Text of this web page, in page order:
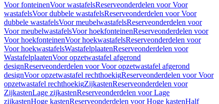
Voor fonteinenVoor wastafelsReserveonderdelen voor Voor
wastafelsVoor dubbele wastafelsReserveonderdelen voor Voor
dubbele wastafelsVoor meubelwastafelsReserveonderdelen voor
Voor meubelwastafelsVoor hoekfonteinenReserveonderdelen voor
Voor hoekfonteinenVoor hoekwastafelsReserveonderdelen voor
Voor hoekwastafelsWastafelplaatenReserveonderdelen voor
WastafelplaatenVoor opzetwastafel afgerond
designReserveonderdelen voor Voor opzetwastafel afgerond
designVoor opzetwastafel rechthoekigReserveonderdelen voor Voor
opzetwastafel rechthoekigZijkastenReserveonderdelen voor
ZijkastenLage zijkastenReserveonderdelen voor Lage
zijkastenHoge kastenReserveonderdelen voor Hoge kastenHalf